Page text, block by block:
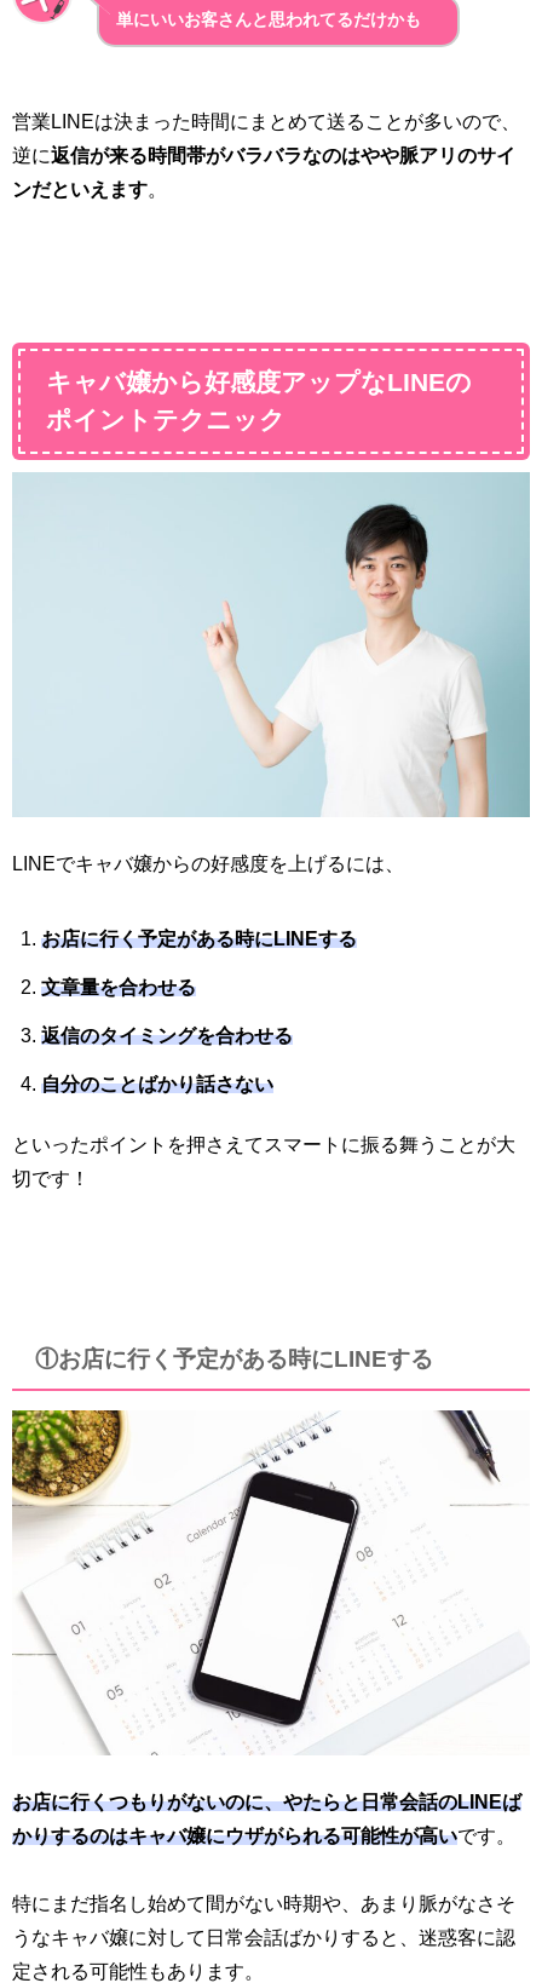
単にいいお客さんと思われてるだけかも
営業LINEは決まった時間にまとめて送ることが多いので、
逆に返信が来る時間帯がバラバラなのはやや脈アリのサイ
ンだといえます
キャバ嬢から好感度アップなLINEの
ポイントテクニック
LINEでキャバ嬢からの好感度を上げるには、
お店に行く予定がある時にLINEする
文章量を合わせる
返信のタイミングを合わせる
自分のことばかり話さない
といったポイントを押さえてスマートに振る舞うことが大
切です！
①お店に行く予定がある時にLINEする
お店に行くつもりがないのに、やたらと日常会話のLINEば
かりするのはキャバ嬢にウザがられる可能性が高いです。
特にまだ指名し始めて間がない時期や、あまり脈がなさそ
うなキャバ嬢に対して日常会話ばかりすると、迷惑客に認
定される可能性もあります。